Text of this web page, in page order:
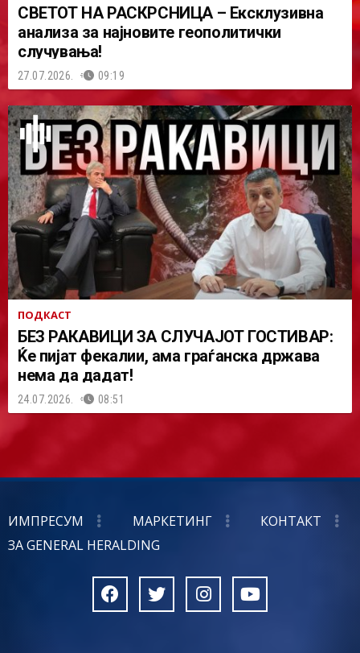
СВЕТОТ НА РАСКРСНИЦА – Ексклузивна
анализа за најновите геополитички
случувања!
27.07.2026. 09:19
ПОДКАСТ
БЕЗ РАКАВИЦИ ЗА СЛУЧАЈОТ ГОСТИВАР:
Ќе пијат фекалии, ама граѓанска држава
нема да дадат!
24.07.2026. 08:51
ИМПРЕСУМ МАРКЕТИНГ
КОНТАКТ
ЗА GENERAL HERALDING